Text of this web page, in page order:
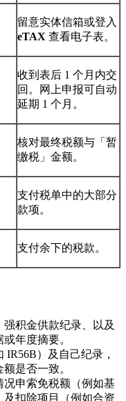
留意实体信箱或登入
eTAX 查看电子表。
收到表后 1 个月内交
回。网上申报可自动
延期 1 个月。
核对最终税额与「暂
缴税」金额。
支付税单中的大部分
款项。
支付余下的税款。
积金供款纪录、以及
年度摘要。
IR56B）及自己纪录，
是否一致。
况申索免税额（例如基
扣除项目（例如合资